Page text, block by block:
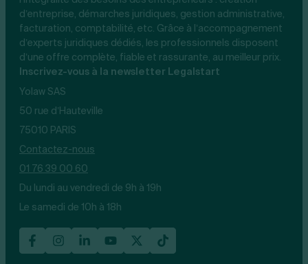
d’entreprise, démarches juridiques, gestion administrative,
facturation, comptabilité, etc. Grâce à l’accompagnement
d’experts juridiques dédiés, les professionnels disposent
d’une offre complète, fiable et rassurante, au meilleur prix.
Inscrivez-vous à la newsletter Legalstart
Yolaw SAS
50 rue d’Hauteville
75010 PARIS
Contactez-nous
01 76 39 00 60
Du lundi au vendredi de 9h à 19h
Le samedi de 10h à 18h